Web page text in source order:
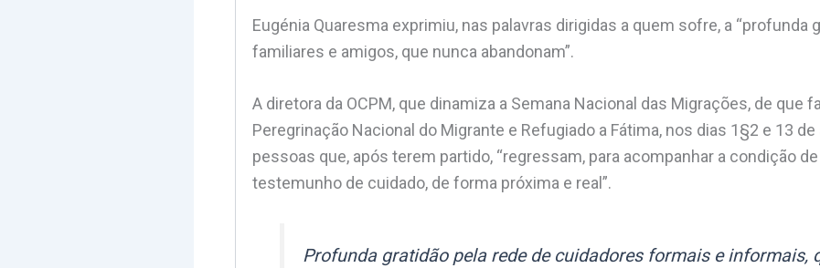
Eugénia Quaresma exprimiu, nas palavras dirigidas a quem sofre, a “profunda
familiares e amigos, que nunca abandonam”.
A diretora da OCPM, que dinamiza a Semana Nacional das Migrações, de que
Peregrinação Nacional do Migrante e Refugiado a Fátima, nos dias 1§2 e 13
pessoas que, após terem partido, “regressam, para acompanhar a condição
testemunho de cuidado, de forma próxima e real”.
Profunda gratidão pela rede de cuidadores formais e informais,